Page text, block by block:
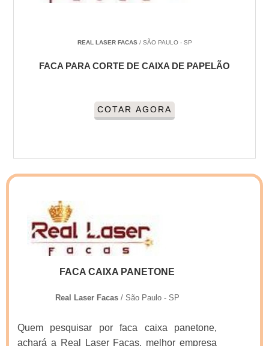
REAL LASER FACAS/ SÃO PAULO - SP
FACA PARA CORTE DE CAIXA DE PAPELÃO
COTAR AGORA
FACA CAIXA PANETONE
Real Laser Facas / São Paulo - SP
Quem pesquisar por faca caixa panetone,
achará a Real Laser Facas, melhor empresa